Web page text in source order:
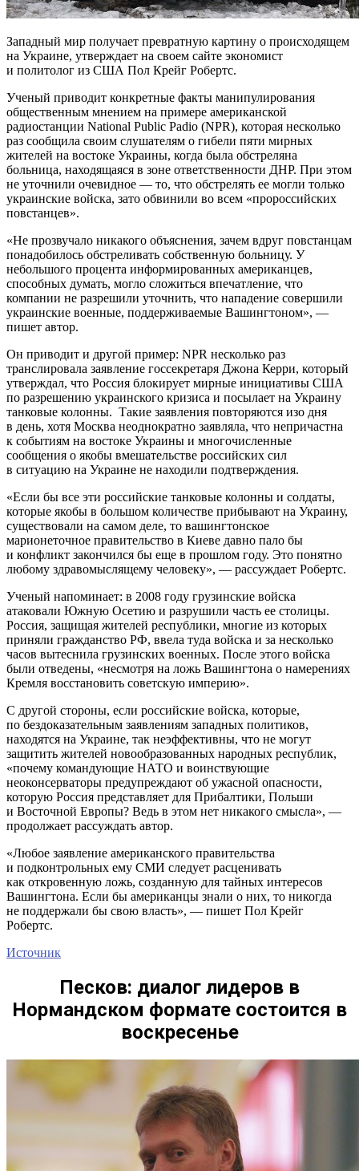
Западный мир получает превратную картину о происходящем
на Украине, утверждает на своем сайте экономист
и политолог из США Пол Крейг Робертс.
Ученый приводит конкретные факты манипулирования
общественным мнением на примере американской
радиостанции National Public Padio (NPR), которая несколько
раз сообщила своим слушателям о гибели пяти мирных
жителей на востоке Украины, когда была обстреляна
больница, находящаяся в зоне ответственности ДНР. При этом
не уточнили очевидное — то, что обстрелять ее могли только
украинские войска, зато обвинили во всем «пророссийских
повстанцев».
«Не прозвучало никакого объяснения, зачем вдруг повстанцам
понадобилось обстреливать собственную больницу. У
небольшого процента информированных американцев,
способных думать, могло сложиться впечатление, что
компании не разрешили уточнить, что нападение совершили
украинские военные, поддерживаемые Вашингтоном», —
пишет автор.
Он приводит и другой пример: NPR несколько раз
транслировала заявление госсекретаря Джона Керри, который
утверждал, что Россия блокирует мирные инициативы США
по разрешению украинского кризиса и посылает на Украину
танковые колонны. Такие заявления повторяются изо дня
в день, хотя Москва неоднократно заявляла, что непричастна
к событиям на востоке Украины и многочисленные
сообщения о якобы вмешательстве российских сил
в ситуацию на Украине не находили подтверждения.
«Если бы все эти российские танковые колонны и солдаты,
которые якобы в большом количестве прибывают на Украину,
существовали на самом деле, то вашингтонское
марионеточное правительство в Киеве давно пало бы
и конфликт закончился бы еще в прошлом году. Это понятно
любому здравомыслящему человеку», — рассуждает Робертс.
Ученый напоминает: в 2008 году грузинские войска
атаковали Южную Осетию и разрушили часть ее столицы.
Россия, защищая жителей республики, многие из которых
приняли гражданство РФ, ввела туда войска и за несколько
часов вытеснила грузинских военных. После этого войска
были отведены, «несмотря на ложь Вашингтона о намерениях
Кремля восстановить советскую империю».
С другой стороны, если российские войска, которые,
по бездоказательным заявлениям западных политиков,
находятся на Украине, так неэффективны, что не могут
защитить жителей новообразованных народных республик,
«почему командующие НАТО и воинствующие
неоконсерваторы предупреждают об ужасной опасности,
которую Россия представляет для Прибалтики, Польши
и Восточной Европы? Ведь в этом нет никакого смысла», —
продолжает рассуждать автор.
«Любое заявление американского правительства
и подконтрольных ему СМИ следует расценивать
как откровенную ложь, созданную для тайных интересов
Вашингтона. Если бы американцы знали о них, то никогда
не поддержали бы свою власть», — пишет Пол Крейг
Робертс.
Источник
Песков: диалог лидеров в
Нормандском формате состоится в
воскресенье